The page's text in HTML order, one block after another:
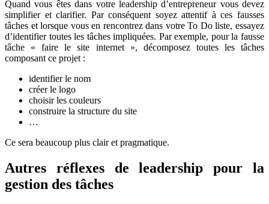
Quand vous êtes dans votre leadership d’entrepreneur vous devez
simplifier et clarifier. Par conséquent soyez attentif à ces fausses
tâches et lorsque vous en rencontrez dans votre To Do liste, essayez
d’identifier toutes les tâches impliquées. Par exemple, pour la fausse
tâche « faire le site internet », décomposez toutes les tâches
composant ce projet :
identifier le nom
créer le logo
choisir les couleurs
construire la structure du site
…
Ce sera beaucoup plus clair et pragmatique.
Autres réflexes de leadership pour la
gestion des tâches